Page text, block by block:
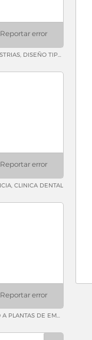
Reportar error
LICENCIATURAS, DISEÑO GRAFICO, DISEÑO Y MERCADOTECNIA DE LA MODA, ARQUITECTURA DE INTERIORES, DISEÑO DE IMAGEN Y RELACIONES PUBLICAS. MAESTRIAS, DISEÑO TIPOGRAFICO, DISEÑO EDITORIAL, ENSEÑANZA Y APRENDIZAJE DEL IDIOMA INGLES DIPLOMADOS, INTERIORISMO, DISEÑO DE MODA E IMAGEN, IMAGEN EJECUTIVA, DISEÑO Y GESTION DE MARCA, DISEÑA TU IMAGEN, MODELADO Y ANIMACION 3D
Reportar error
CLINICA DENTAL
Reportar error
PROYECTO, INSTALACION Y SERVICIO MANTENIMIENTO PREVENTIVO Y CORRECTIVO EN REFRIGERACION Y AIRE ACONDICIONADO PROCESO DE MANTENIMIENTO A PLANTAS DE EMERGENCIA *INICIO / FIN* INSTALACION DE CAMARAS FRIGORIFICAS INSTALACION DE AIRES E IMPERMEABILIZACION